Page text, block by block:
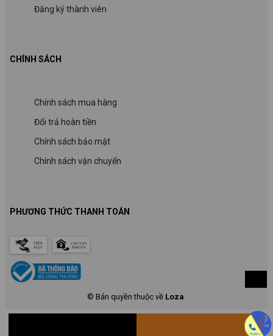
CHÍNH SÁCH
Chính sách mua hàng
Đổi trả hoàn tiền
Chính sách bảo mật
Chính sách vận chuyển
© Bản quyền thuộc về Loza
Đăng ký thành viên
PHƯƠNG THỨC THANH TOÁN